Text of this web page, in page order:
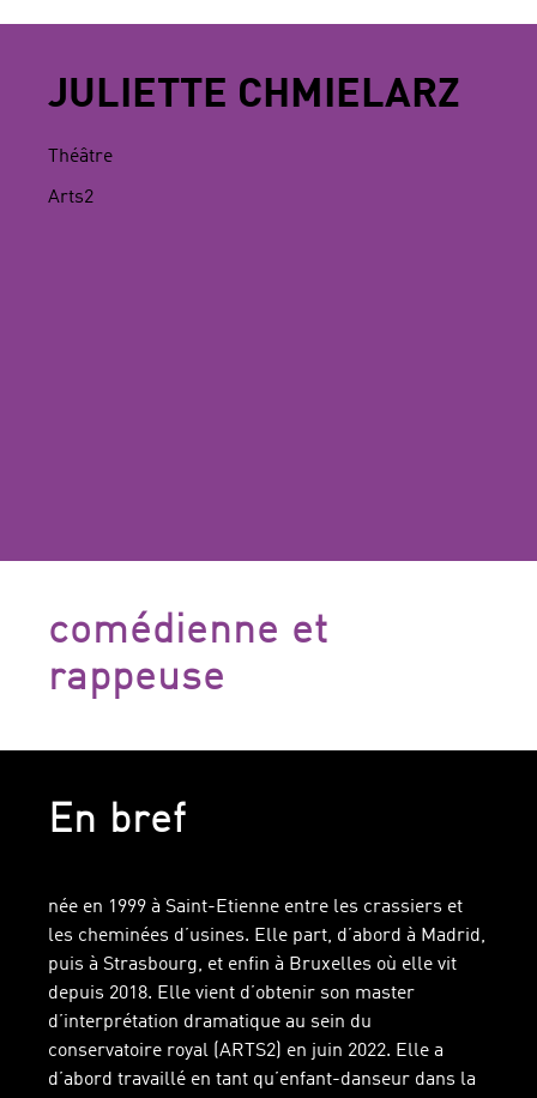
JULIETTE CHMIELARZ
Théâtre
Arts2
comédienne et
rappeuse
En bref
née en 1999 à Saint-Etienne entre les crassiers et
les cheminées d’usines. Elle part, d’abord à Madrid,
puis à Strasbourg, et enfin à Bruxelles où elle vit
depuis 2018. Elle vient d’obtenir son master
d’interprétation dramatique au sein du
conservatoire royal (ARTS2) en juin 2022. Elle a
d’abord travaillé en tant qu’enfant-danseur dans la